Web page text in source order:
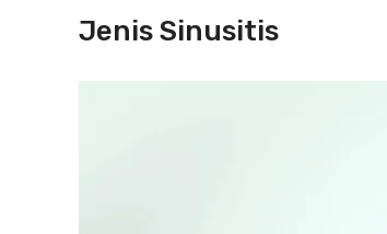
Jenis Sinusitis